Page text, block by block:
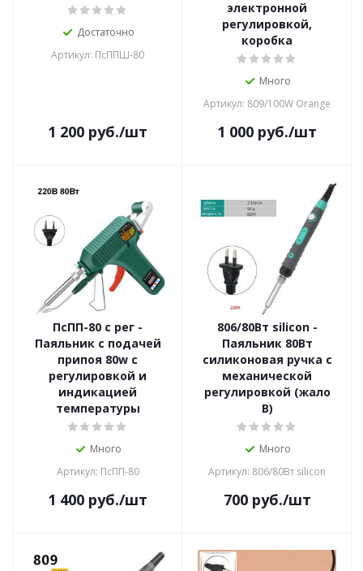
Достаточно
Артикул: ПсППШ-80
1 200 руб./шт
электронной
регулировкой,
коробка
Много
Артикул: 809/100W Orange
1 000 руб./шт
ПсПП-80 с рег -
Паяльник с подачей
припоя 80w с
регулировкой и
индикацией
температуры
Много
Артикул: ПсПП-80
1 400 руб./шт
806/80Вт silicon -
Паяльник 80Вт
силиконовая ручка с
механической
регулировкой (жало
В)
Много
Артикул: 806/80Вт silicon
700руб./шт